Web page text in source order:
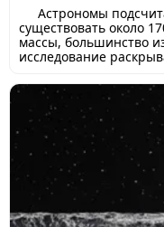
Астрономы
существовать около
массы, большинство
исследование